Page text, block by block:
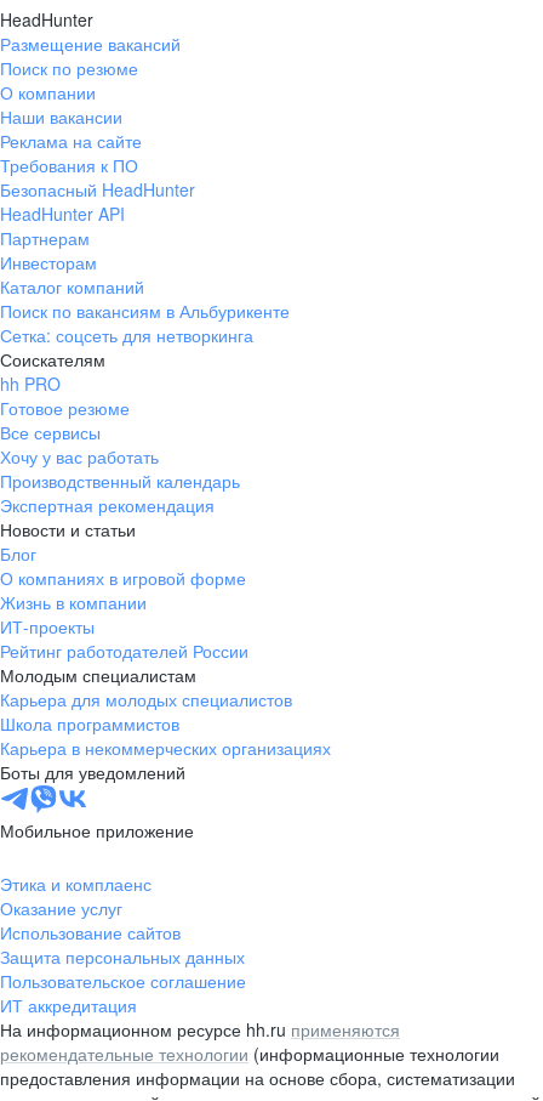
HeadHunter
Размещение вакансий
Поиск по резюме
О компании
Наши вакансии
Реклама на сайте
Требования к ПО
Безопасный HeadHunter
HeadHunter API
Партнерам
Инвесторам
Каталог компаний
Поиск по вакансиям в Альбурикенте
Сетка: соцсеть для нетворкинга
Соискателям
hh PRO
Готовое резюме
Все сервисы
Хочу у вас работать
Производственный календарь
Экспертная рекомендация
Новости и статьи
Блог
О компаниях в игровой форме
Жизнь в компании
ИТ-проекты
Рейтинг работодателей России
Молодым специалистам
Карьера для молодых специалистов
Школа программистов
Карьера в некоммерческих организациях
Боты для уведомлений
Мобильное приложение
Этика и комплаенс
Оказание услуг
Использование сайтов
Защита персональных данных
Пользовательское соглашение
ИТ аккредитация
На информационном ресурсе hh.ru применяются
рекомендательные технологии (информационные технологии
предоставления информации на основе сбора, систематизации